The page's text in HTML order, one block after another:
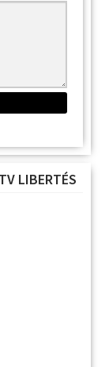
LIBERTÉS